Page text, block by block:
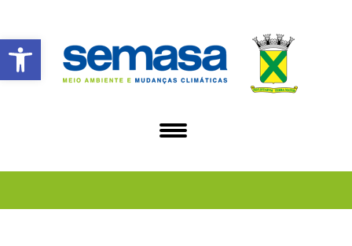
Abrir a barra de ferramentas